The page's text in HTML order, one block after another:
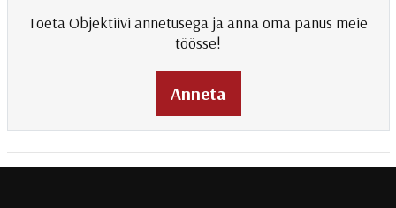
Toeta Objektiivi annetusega ja anna oma panus meie
töösse!
Anneta